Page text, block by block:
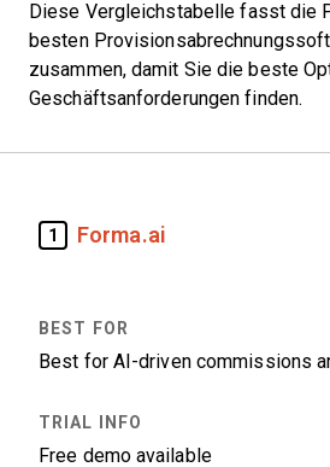
Diese Vergleichstabelle fasst die
besten
zusammen, damit Sie die beste
Geschäftsanforderungen finden.
1 Forma.ai
Best for AI-driven commissions
Free demo available